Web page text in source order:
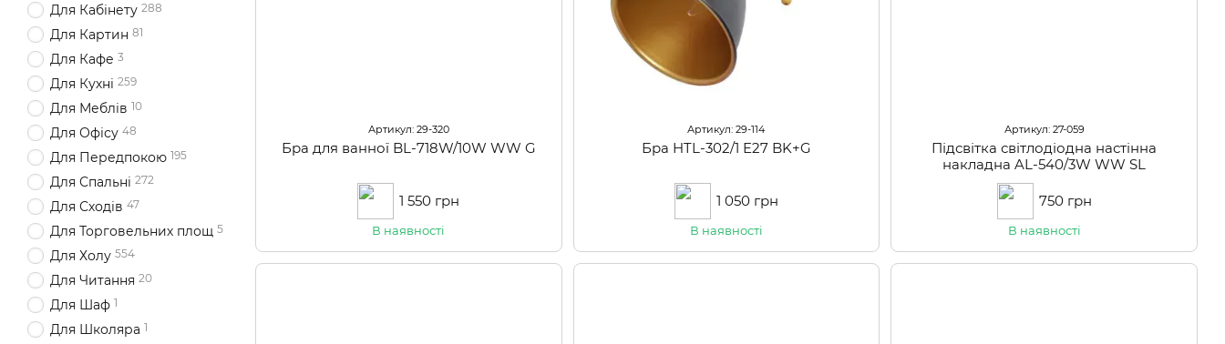
Артикул: 29-320
Бра для ванної BL-718W/10W WW G
1 550 грн
В наявності
Артикул: 29-114
Бра HTL-302/1 E27 BK+G
1 050 грн
В наявності
Артикул: 27-059
Підсвітка світлодіодна настінна
накладна AL-540/3W WW SL
750 грн
В наявності
Для Кабінету 288
Для Картин 81
Для Кафе 3
Для Кухні 259
Для Меблів 10
Для Офісу 48
Для Передпокою 195
Для Спальні 272
Для Сходів 47
Для Торговельних площ 5
Для Холу 554
Для Читання 20
Для Шаф 1
Для Школяра 1